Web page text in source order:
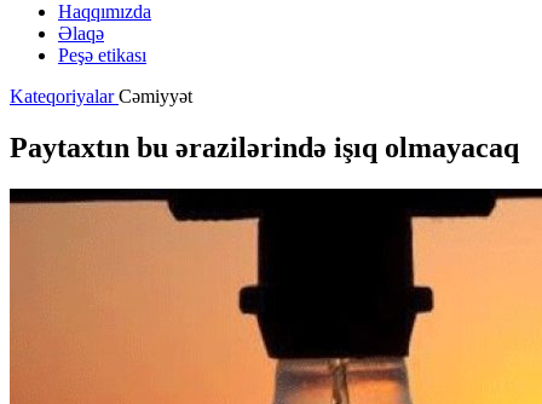
Haqqımızda
Əlaqə
Peşə etikası
KateqoriyalarCəmiyyət
Paytaxtın bu ərazilərində işıq olmayacaq